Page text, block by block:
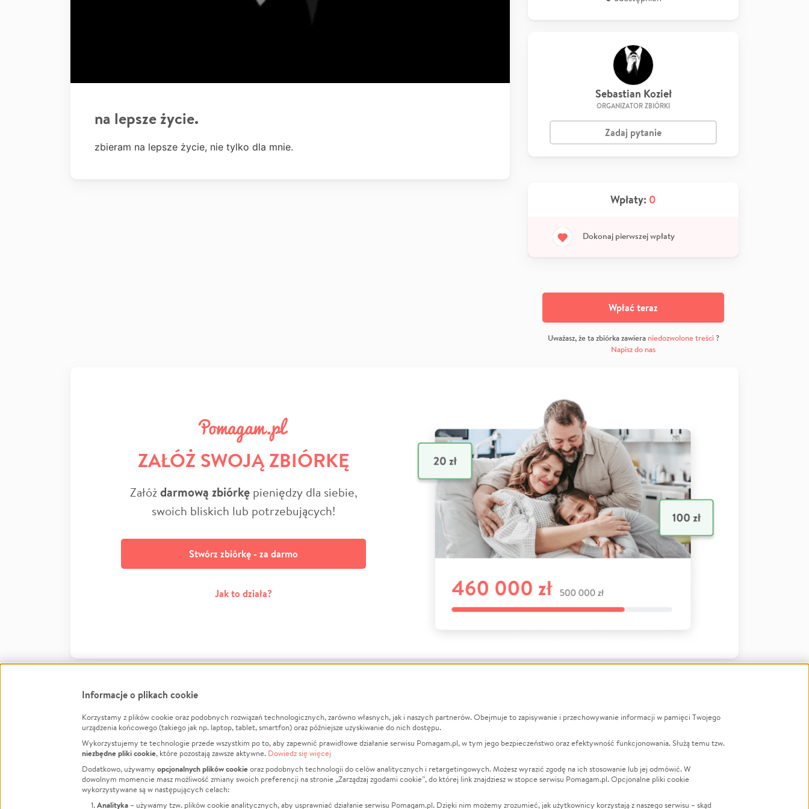
na lepsze życie.
zbieram na lepsze życie, nie tylko dla mnie.
Sebastian Kozieł
ORGANIZATOR ZBIÓRKI
Zadaj pytanie
Wpłaty: 0
Dokonaj pierwszej wpłaty
Wpłać teraz
Uważasz, że ta zbiórka zawiera niedozwolone treści?
Napisz do nas
ZAŁÓŻ SWOJĄ ZBIÓRKĘ
Załóżdarmową zbiórkępieniędzy dla siebie,
swoich bliskich lub potrzebujących!
Stwórz zbiórkę - za darmo
Jak to działa?
FacebookTwitter Instagram
LinkedInTikTok Youtube
Informacje
Jak to działa?
Regulamin
Polityka Prywatności
O nas
Opinie
Raporty
Za darmo
Zbieraj na
Leczenie
Zwierzęta
Pożar
LGBTQ+
Powódź
Wichura
Informacje o plikach cookie
Korzystamy z plików cookie oraz podobnych rozwiązań technologicznych, zarówno własnych, jak i naszych partnerów. Obejmuje to zapisywanie i przechowywanie informacji w pamięci Twojego
urządzenia końcowego (takiego jak np. laptop, tablet, smartfon) oraz późniejsze uzyskiwanie do nich dostępu.
Wykorzystujemy te technologie przede wszystkim po to, aby zapewnić prawidłowe działanie serwisu Pomagam.pl, w tym jego bezpieczeństwo oraz efektywność funkcjonowania. Służą temu tzw.
niezbędne pliki cookie, które pozostają zawsze aktywne. Dowiedz się więcej
Dodatkowo, używamy opcjonalnych plików cookieoraz podobnych technologii do celów analitycznych i retargetingowych. Możesz wyrazić zgodę na ich stosowanie lub jej odmówić. W
dowolnym momencie masz możliwość zmiany swoich preferencji na stronie „Zarządzaj zgodami cookie”, do której link znajdziesz w stopce serwisu Pomagam.pl. Opcjonalne pliki cookie
wykorzystywane są w następujących celach:
Analityka – używamy tzw. plików cookie analitycznych, aby usprawniać działanie serwisu Pomagam.pl. Dzięki nim możemy zrozumieć, jak użytkownicy korzystają z naszego serwisu – skąd